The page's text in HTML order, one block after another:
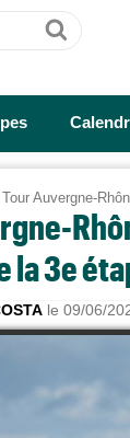
Ok
Tour Auvergne-
la 3e
le 09/06/